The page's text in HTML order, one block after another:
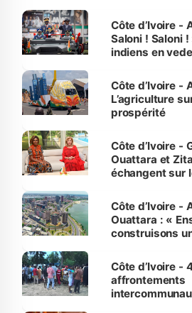
Côte d’Ivoire -
Saloni ! Saloni
indiens en
Côte d’Ivoire -
L’agriculture
prospérité
Côte d’Ivoire -
Ouattara et
échangent sur
enfants
Côte d’Ivoire -
Ouattara : «
construisons
générations
Côte d’Ivoire -
affrontements